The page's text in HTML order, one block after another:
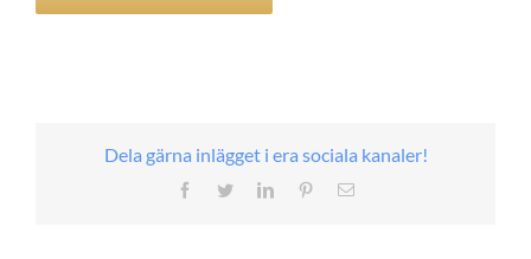
Dela gärna inlägget i era sociala kanaler!
FacebookTwitterLinkedInPinterest